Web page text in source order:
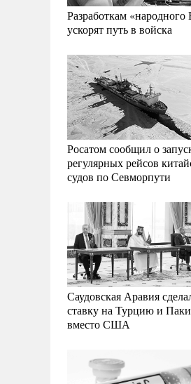
Разработкам
ускорят путь в войска
Росатом сообщил о
регулярных рейсов
судов по Севморпути
Саудовская Аравия
ставку на Турцию и
вместо США